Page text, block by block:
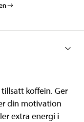
koffein. Ger
din motivation
extra energi i